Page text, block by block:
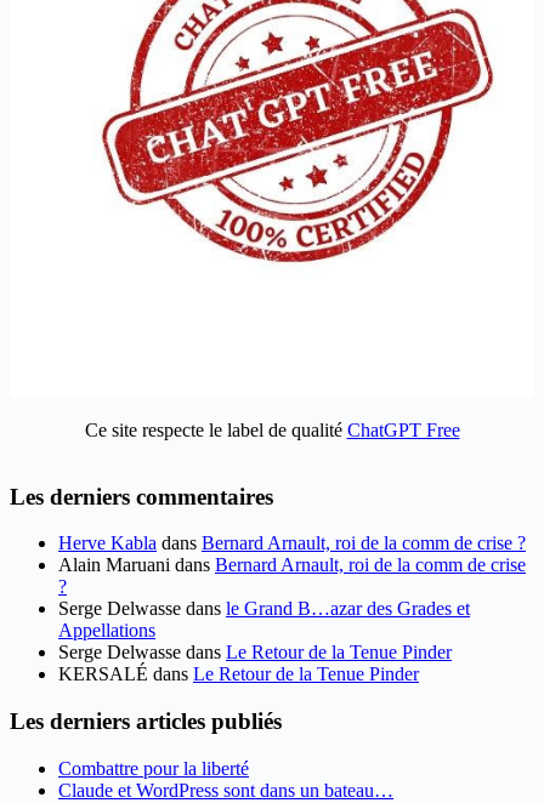
Ce site respecte le label de qualité ChatGPT Free
Les derniers commentaires
Herve Kabla dans Bernard Arnault, roi de la comm de crise ?
Alain Maruani dans Bernard Arnault, roi de la comm de crise
?
Serge Delwasse dans le Grand B…azar des Grades et
Appellations
Serge Delwasse dans Le Retour de la Tenue Pinder
KERSALÉ dans Le Retour de la Tenue Pinder
Les derniers articles publiés
Combattre pour la liberté
Claude et WordPress sont dans un bateau…